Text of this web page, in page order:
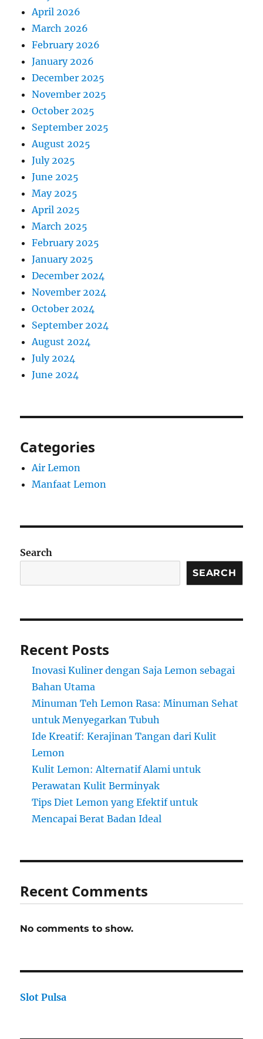
April 2026
March 2026
February 2026
January 2026
December 2025
November 2025
October 2025
September 2025
August 2025
July 2025
June 2025
May 2025
April 2025
March 2025
February 2025
January 2025
December 2024
November 2024
October 2024
September 2024
August 2024
July 2024
June 2024
Categories
Air Lemon
Manfaat Lemon
Search
SEARCH
Recent Posts
Inovasi Kuliner dengan Saja Lemon sebagai
Bahan Utama
Minuman Teh Lemon Rasa: Minuman Sehat
untuk Menyegarkan Tubuh
Ide Kreatif: Kerajinan Tangan dari Kulit
Lemon
Kulit Lemon: Alternatif Alami untuk
Perawatan Kulit Berminyak
Tips Diet Lemon yang Efektif untuk
Mencapai Berat Badan Ideal
Recent Comments
No comments to show.
Slot Pulsa